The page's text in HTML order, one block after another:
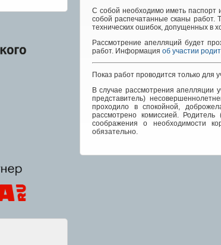
С собой необходимо иметь паспорт
собой распечатанные сканы работ.
технических ошибок, допущенных в
Рассмотрение апелляций будет
работ. Информация об участии
Показ работ проводится только
В случае рассмотрения апелляции
представитель)
проходило в спокойной,
рассмотрено комиссией.
соображения о необходимости
обязательно.